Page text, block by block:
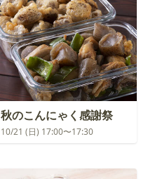
秋のこんにゃく感謝祭
10/21 (日) 17:00〜17:30